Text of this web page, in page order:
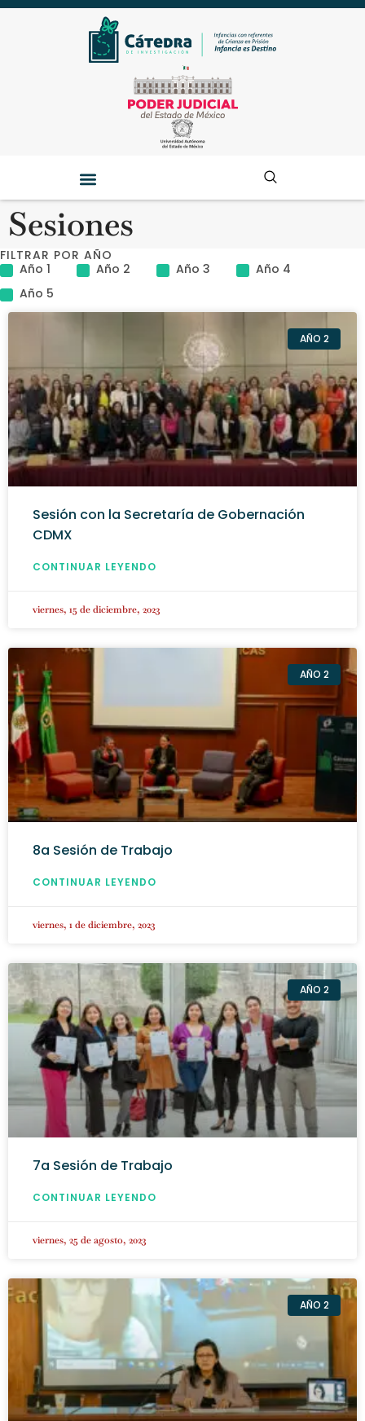
Sesiones
FILTRAR POR AÑO
Año 1
Año 2 Año 3
Año 4
Año 5
AÑO 2
Sesión con la Secretaría de Gobernación
CDMX
CONTINUAR LEYENDO
viernes, 15 de diciembre, 2023
AÑO 2
8a Sesión de Trabajo
CONTINUAR LEYENDO
viernes, 1 de diciembre, 2023
AÑO 2
7a Sesión de Trabajo
CONTINUAR LEYENDO
viernes, 25 de agosto, 2023
AÑO 2